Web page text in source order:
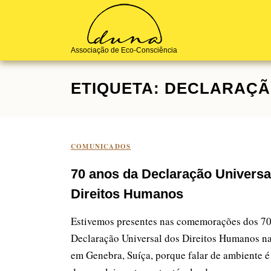
Associação de Eco-Consciência
ETIQUETA:
COMUNICADOS
70 anos da Declaração
Direitos Humanos
Estivemos presentes nas comemorações dos
Declaração Universal dos Direitos Humanos
em Genebra, Suíça, porque falar de ambiente